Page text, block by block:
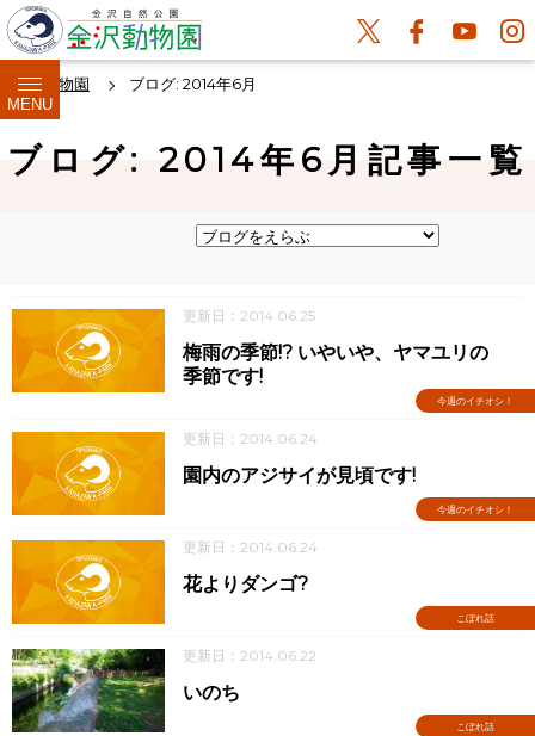
MENU
金沢動物園 ブログ: 2014年6月
ブログ: 2014年6月記事一覧
更新日：2014.06.25
今週のイチオシ！
梅雨の季節!? いやいや、ヤマユリの
季節です!
更新日：2014.06.24
今週のイチオシ！
園内のアジサイが見頃です!
更新日：2014.06.24
こぼれ話
花よりダンゴ?
更新日：2014.06.22
こぼれ話
いのち